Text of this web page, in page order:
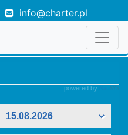
info@charter.pl